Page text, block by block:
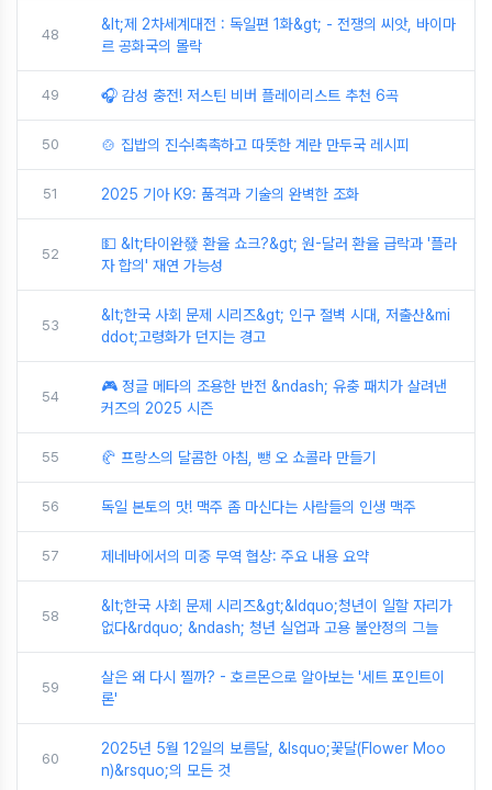
48
&lt;제 2차세계대전 : 독일편 1화&gt; - 전쟁의 씨앗, 바이마
르 공화국의 몰락
49 🎧 감성 충전! 저스틴 비버 플레이리스트 추천 6곡
50 🍲 집밥의 진수!촉촉하고 따뜻한 계란 만두국 레시피
51 2025 기아 K9: 품격과 기술의 완벽한 조화
52
💵 &lt;타이완發 환율 쇼크?&gt; 원-달러 환율 급락과 '플라
자 합의' 재연 가능성
53
&lt;한국 사회 문제 시리즈&gt; 인구 절벽 시대, 저출산&mi
ddot;고령화가 던지는 경고
54
🎮 정글 메타의 조용한 반전 &ndash; 유충 패치가 살려낸
커즈의 2025 시즌
55 🥐 프랑스의 달콤한 아침, 뺑 오 쇼콜라 만들기
56 독일 본토의 맛! 맥주 좀 마신다는 사람들의 인생 맥주
57 제네바에서의 미중 무역 협상: 주요 내용 요약
58
&lt;한국 사회 문제 시리즈&gt;&ldquo;청년이 일할 자리가
없다&rdquo; &ndash; 청년 실업과 고용 불안정의 그늘
59
살은 왜 다시 찔까? - 호르몬으로 알아보는 '세트 포인트이
론'
60
2025년 5월 12일의 보름달, &lsquo;꽃달(Flower Moo
n)&rsquo;의 모든 것